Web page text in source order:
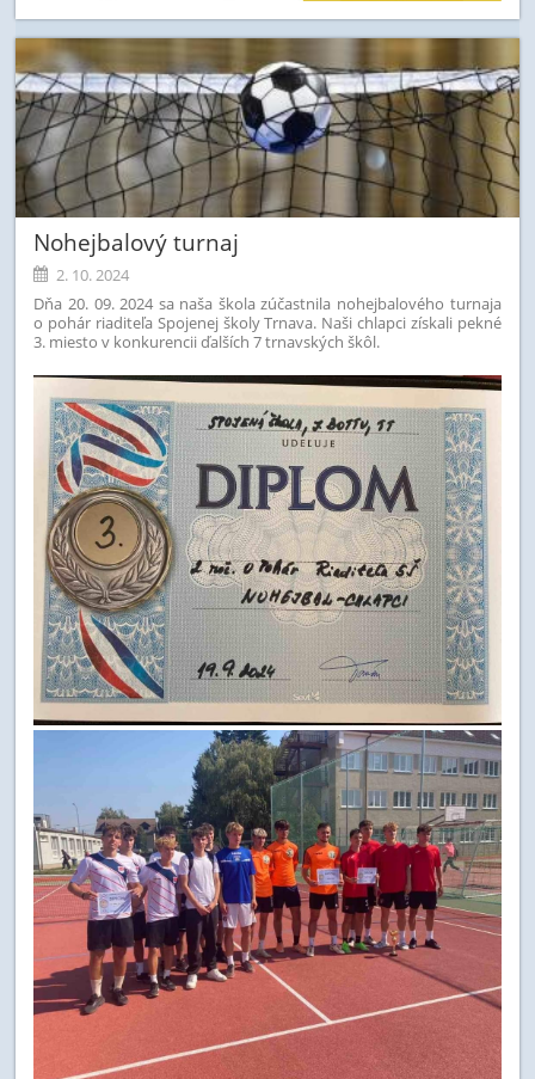
Nohejbalový turnaj
2. 10. 2024
Dňa 20. 09. 2024 sa naša škola zúčastnila nohejbalového turnaja
o pohár riaditeľa Spojenej školy Trnava. Naši chlapci získali pekné
3. miesto v konkurencii ďalších 7 trnavských škôl.